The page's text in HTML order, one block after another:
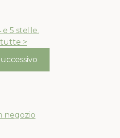
e 5 stelle.
>
negozio